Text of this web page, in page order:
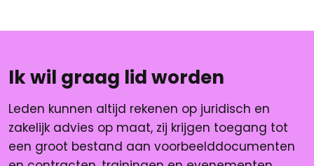
Ik wil graag lid worden
Leden kunnen altijd rekenen op juridisch en
zakelijk advies op maat, zij krijgen toegang tot
een groot bestand aan voorbeelddocumenten